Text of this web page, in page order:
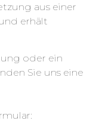
aus einer
erhält
oder ein
Sie uns eine